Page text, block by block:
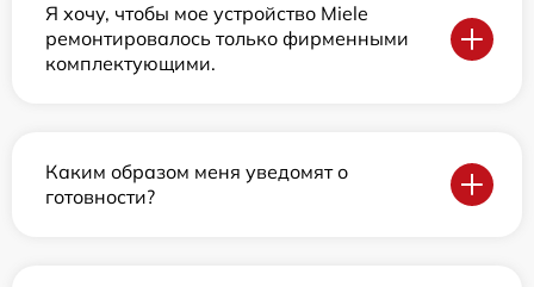
Я хочу, чтобы мое устройство Miele
ремонтировалось только фирменными
комплектующими.
Каким образом меня уведомят о
готовности?